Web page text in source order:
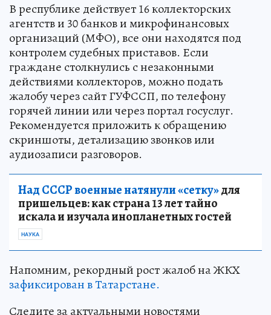
В республике действует 16 коллекторских
агентств и 30 банков и микрофинансовых
организаций (МФО), все они находятся под
контролем судебных приставов. Если
граждане столкнулись с незаконными
действиями коллекторов, можно подать
жалобу через сайт ГУФССП, по телефону
горячей линии или через портал госуслуг.
Рекомендуется приложить к обращению
скриншоты, детализацию звонков или
аудиозаписи разговоров.
Над СССР военные натянули «сетку»для
пришельцев: как страна 13 лет тайно
искала и изучала инопланетных гостей
НАУКА
Напомним, рекордный рост жалоб на ЖКХ
зафиксирован в Татарстане.
Следите за актуальными новостями